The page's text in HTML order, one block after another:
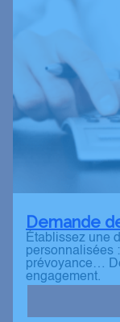
Demande
Établissez une
personnalisées
prévoyance…
engagement.